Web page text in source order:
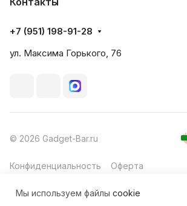
+7 (951) 198-91-28
ул. Максима Горького, 76
© 2026 Gadget-Bar.ru
Конфиденциальность Оферта
Мы используем файлы cookie